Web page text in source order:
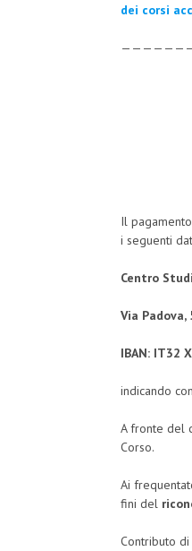
dei corsi
Il
i seguenti
Centro
Via
IBAN: IT32
indicando
A fronte del
Corso.
Ai
fini del
Contributo